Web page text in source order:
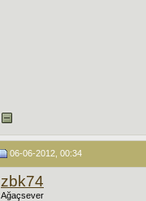
06-06-2012, 00:34
zbk74
Ağaçsever